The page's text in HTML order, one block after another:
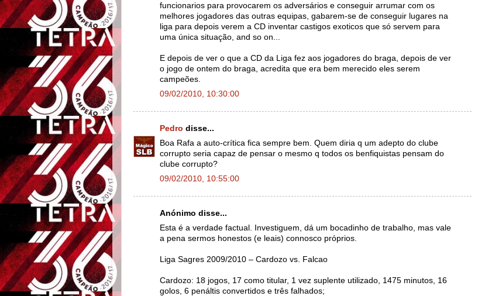
funcionarios para provocarem os adversários e conseguir arrumar com os
melhores jogadores das outras equipas, gabarem-se de conseguir lugares na
liga para depois verem a CD inventar castigos exoticos que só servem para
uma única situação, and so on...
E depois de ver o que a CD da Liga fez aos jogadores do braga, depois de ver
o jogo de ontem do braga, acredita que era bem merecido eles serem
campeões.
09/02/2010, 10:30:00
Pedro disse...
Boa Rafa a auto-crítica fica sempre bem. Quem diria q um adepto do clube
corrupto seria capaz de pensar o mesmo q todos os benfiquistas pensam do
clube corrupto?
09/02/2010, 10:55:00
Anónimo disse...
Esta é a verdade factual. Investiguem, dá um bocadinho de trabalho, mas vale
a pena sermos honestos (e leais) connosco próprios.
Liga Sagres 2009/2010 – Cardozo vs. Falcao
Cardozo: 18 jogos, 17 como titular, 1 vez suplente utilizado, 1475 minutos, 16
golos, 6 penáltis convertidos e três falhados;